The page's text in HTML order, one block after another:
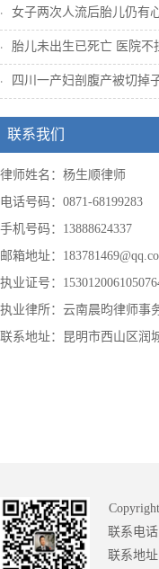
女子两次人流后胎儿仍有心
胎儿未出生已死亡 医院不
四川一产妇剖腹产被切掉
联系我们
律师姓名：杨生顺律师
电话号码：0871-68199283
手机号码：13888624337
邮箱地址：
执业证号：
执业律所：云南晨昀律师事
联系地址：昆明市西山区润
联系电话
联系地